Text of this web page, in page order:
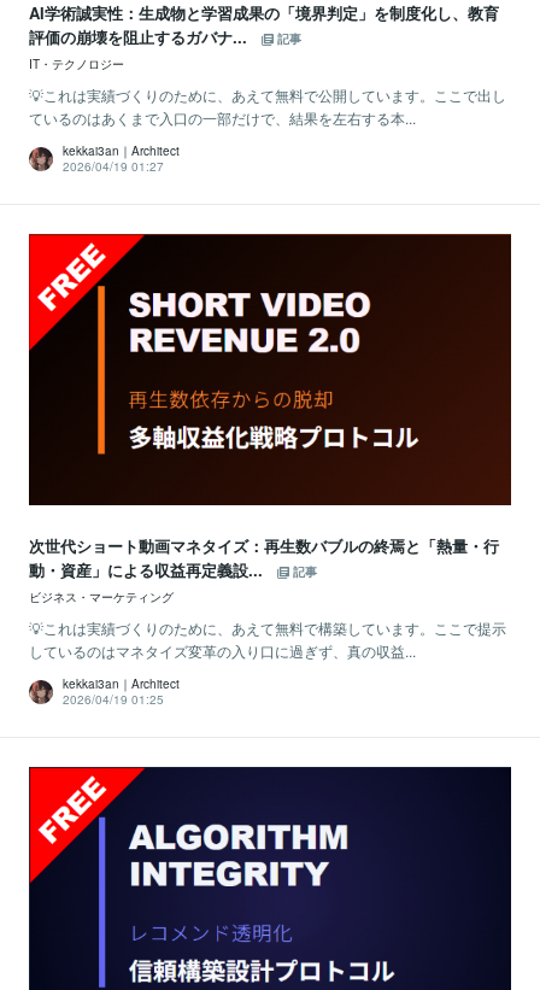
AI学術誠実性：生成物と学習成果の「境界判定」を制度化し、教育
評価の崩壊を阻止するガバナ...
記事
IT・テクノロジー
💡これは実績づくりのために、あえて無料で公開しています。ここで出し
ているのはあくまで入口の一部だけで、結果を左右する本...
kekkai3an｜Architect
2026/04/19 01:27
次世代ショート動画マネタイズ：再生数バブルの終焉と「熱量・行
動・資産」による収益再定義設...
記事
ビジネス・マーケティング
💡これは実績づくりのために、あえて無料で構築しています。ここで提示
しているのはマネタイズ変革の入り口に過ぎず、真の収益...
kekkai3an｜Architect
2026/04/19 01:25